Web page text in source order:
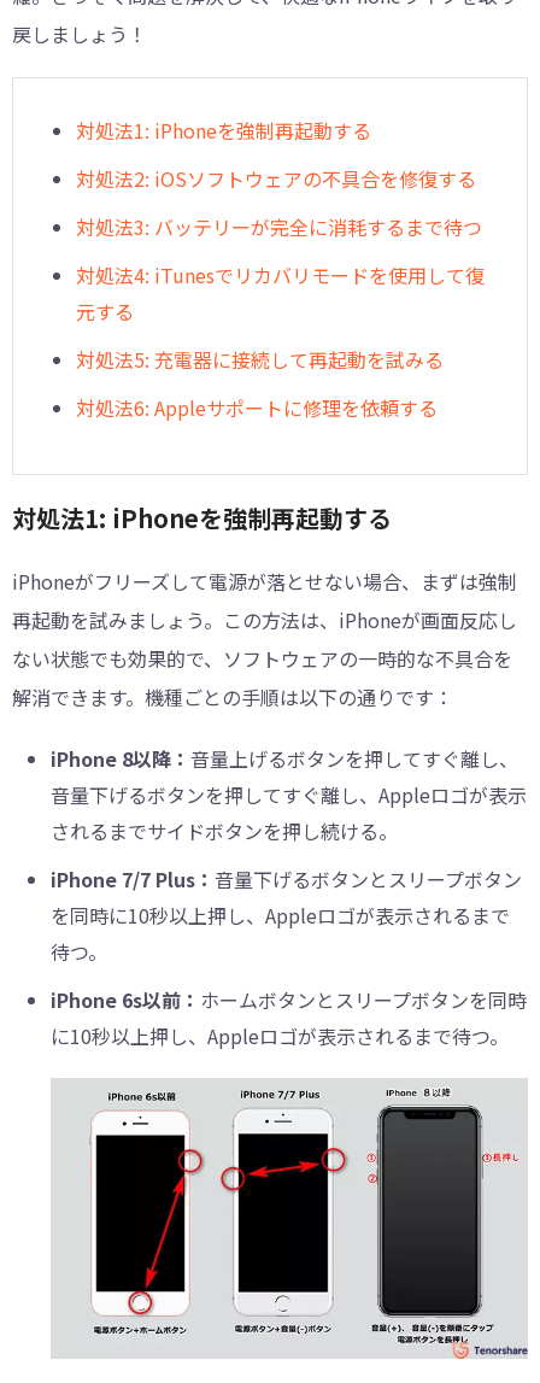
戻しましょう！
対処法1: iPhoneを強制再起動する
対処法2: iOSソフトウェアの不具合を修復する
対処法3: バッテリーが完全に消耗するまで待つ
対処法4: iTunesでリカバリモードを使用して復
元する
対処法5: 充電器に接続して再起動を試みる
対処法6: Appleサポートに修理を依頼する
対処法1: iPhoneを強制再起動する
iPhoneがフリーズして電源が落とせない場合、まずは強制
再起動を試みましょう。この方法は、iPhoneが画面反応し
ない状態でも効果的で、ソフトウェアの一時的な不具合を
解消できます。機種ごとの手順は以下の通りです：
iPhone 8以降： 音量上げるボタンを押してすぐ離し、
音量下げるボタンを押してすぐ離し、Appleロゴが表示
されるまでサイドボタンを押し続ける。
iPhone 7/7 Plus： 音量下げるボタンとスリープボタン
を同時に10秒以上押し、Appleロゴが表示されるまで
待つ。
iPhone 6s以前： ホームボタンとスリープボタンを同時
に10秒以上押し、Appleロゴが表示されるまで待つ。